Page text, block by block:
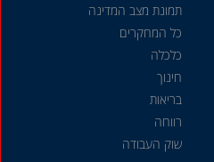
תמונת מצב המדינה
כל המחקרים
כלכלה
חינוך
בריאות
רווחה
שוק העבודה